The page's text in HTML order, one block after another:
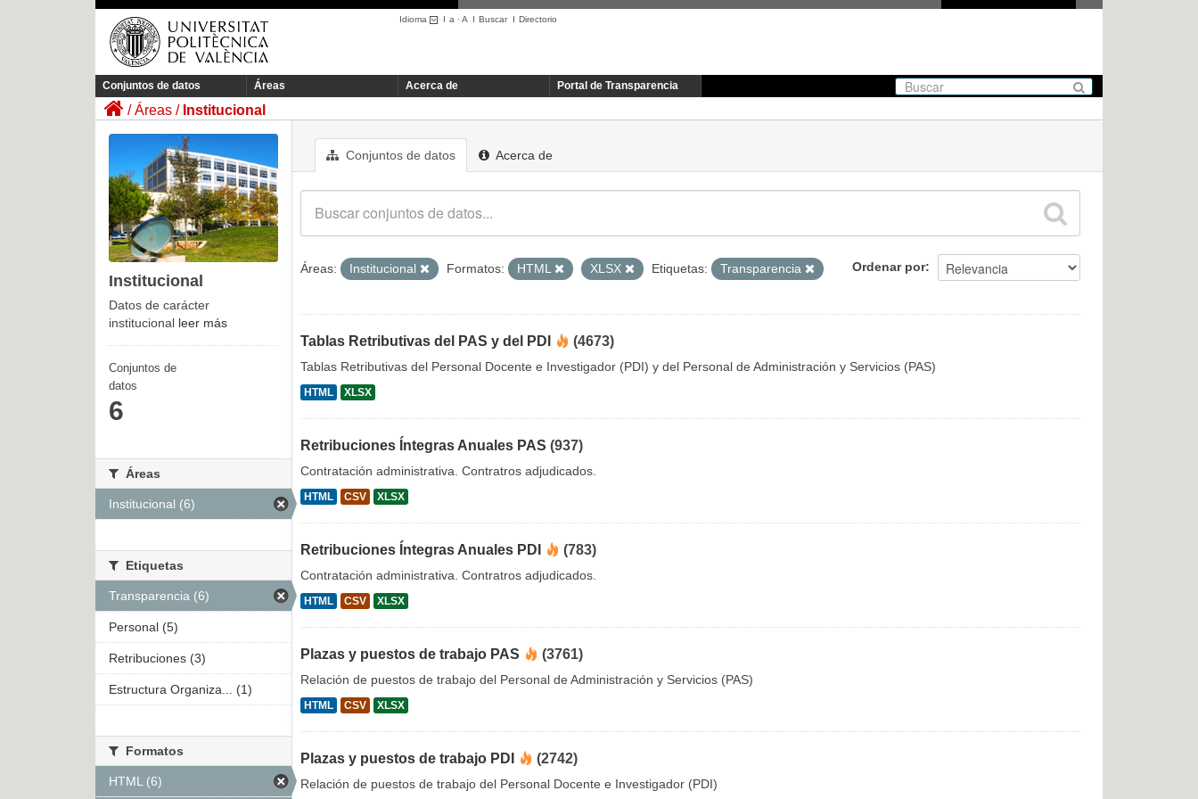
Idioma I a ·A I BuscarI Directorio
Conjuntos de datos Áreas Acerca de Portal de Transparencia
Áreas Institucional
Conjuntos de datos Acerca de
Ordenar por
Áreas: Institucional Formatos: HTML XLSX Etiquetas: Transparencia
Tablas Retributivas del PAS y del PDI (4673)
Tablas Retributivas del Personal Docente e Investigador (PDI) y del Personal de Administración y Servicios (PAS)
HTML XLSX
Retribuciones Íntegras Anuales PAS (937)
Contratación administrativa. Contratros adjudicados.
HTML CSV XLSX
Retribuciones Íntegras Anuales PDI (783)
Contratación administrativa. Contratros adjudicados.
HTML CSV XLSX
Plazas y puestos de trabajo PAS (3761)
Relación de puestos de trabajo del Personal de Administración y Servicios (PAS)
HTML CSV XLSX
Plazas y puestos de trabajo PDI (2742)
Relación de puestos de trabajo del Personal Docente e Investigador (PDI)
Institucional
Datos de carácter
institucional leer más
Conjuntos de
datos
6
Áreas
Institucional (6)
Etiquetas
Transparencia (6)
Personal (5)
Retribuciones (3)
Estructura Organiza... (1)
Formatos
HTML (6)